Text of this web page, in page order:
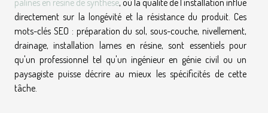
palines en résine de synthèse, où la qualité de l'installation influe
directement sur la longévité et la résistance du produit. Ces
mots-clés SEO : préparation du sol, sous-couche, nivellement,
drainage, installation lames en résine, sont essentiels pour
qu'un professionnel tel qu'un ingénieur en génie civil ou un
paysagiste puisse décrire au mieux les spécificités de cette
tâche.